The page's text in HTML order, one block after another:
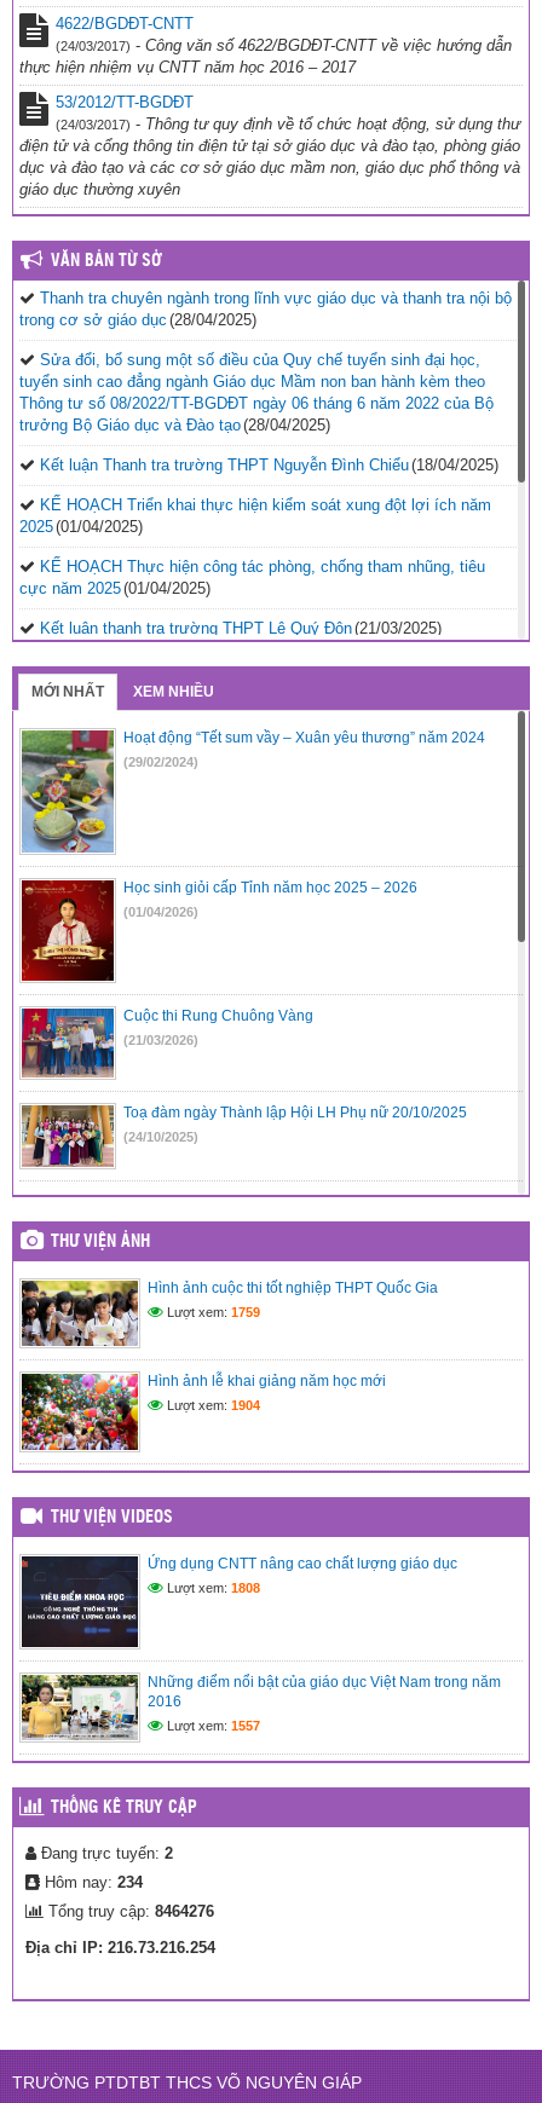
4622/BGDĐT-CNTT
(24/03/2017) - Công văn số 4622/BGDĐT-CNTT về việc hướng dẫn
thực hiện nhiệm vụ CNTT năm học 2016 – 2017
53/2012/TT-BGDĐT
(24/03/2017) - Thông tư quy định về tổ chức hoạt động, sử dụng thư
điện tử và cổng thông tin điện tử tại sở giáo dục và đào tạo, phòng giáo
dục và đào tạo và các cơ sở giáo dục mầm non, giáo dục phổ thông và
giáo dục thường xuyên
VĂN BẢN TỪ SỞ
Thanh tra chuyên ngành trong lĩnh vực giáo dục và thanh tra nội bộ
trong cơ sở giáo dục (28/04/2025)
Sửa đổi, bổ sung một số điều của Quy chế tuyển sinh đại học,
tuyển sinh cao đẳng ngành Giáo dục Mầm non ban hành kèm theo
Thông tư số 08/2022/TT-BGDĐT ngày 06 tháng 6 năm 2022 của Bộ
trưởng Bộ Giáo dục và Đào tạo(28/04/2025)
Kết luận Thanh tra trường THPT Nguyễn Đình Chiểu(18/04/2025)
KẾ HOẠCH Triển khai thực hiện kiểm soát xung đột lợi ích năm
2025(01/04/2025)
KẾ HOẠCH Thực hiện công tác phòng, chống tham nhũng, tiêu
cực năm 2025(01/04/2025)
Kết luận thanh tra trường THPT Lê Quý Đôn(21/03/2025)
Quyết định phê duyệt kế hoạch thanh tra kiểm tra năm
2025(21/03/2025)
Kết luận thanh tra về việc thanh tra công tác coi thi Kỳ thi tốt
nghiệp THPT năm 2024 tỉnh Đắk Nông
(29/07/2024)
Kết luận thanh tra trường PTDTNT THCS&THPT huyện Krông
Nô(29/07/2024)
Kết luận thanh tra trường PTDTNT THCS và THPT huyện Đắk
R’lấp(29/07/2024)
MỚI NHẤT XEM NHIỀU
Hoạt động “Tết sum vầy – Xuân yêu thương” năm 2024
(29/02/2024)
Học sinh giỏi cấp Tỉnh năm học 2025 – 2026
(01/04/2026)
Cuộc thi Rung Chuông Vàng
(21/03/2026)
Toạ đàm ngày Thành lập Hội LH Phụ nữ 20/10/2025
(24/10/2025)
Kỷ niệm 95 năm ngày thành lập Hội LH Phụ nữ Việt Nam
(20/10/1930-20/10/2025)
(23/10/2025)
Đại hội Liên đội trường PTDTBT THCS Võ Nguyên Giáp
năm học 2025-2026
(10/10/2025)
Tết trung thu tại trường PTDTBT THCS Võ Nguyên Giáp
(08/10/2025)
(07/09/2025)
(31/03/2024)
THƯ VIỆN ẢNH
Hình ảnh cuộc thi tốt nghiệp THPT Quốc Gia
Lượt xem: 1759
Hình ảnh lễ khai giảng năm học mới
Lượt xem: 1904
THƯ VIỆN VIDEOS
Ứng dụng CNTT nâng cao chất lượng giáo dục
Lượt xem: 1808
Những điểm nổi bật của giáo dục Việt Nam trong năm
2016
Lượt xem: 1557
THỐNG KÊ TRUY CẬP
Đang trực tuyến: 2
Hôm nay: 234
Tổng truy cập: 8464276
Địa chỉ IP: 216.73.216.254
TRƯỜNG PTDTBT THCS VÕ NGUYÊN GIÁP